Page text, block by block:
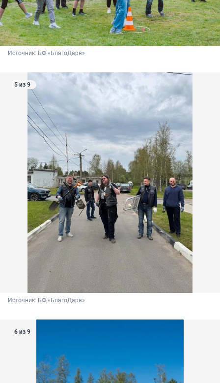
Источник: БФ «БлагоДаря»
5 из 9
Источник: БФ «БлагоДаря»
6 из 9